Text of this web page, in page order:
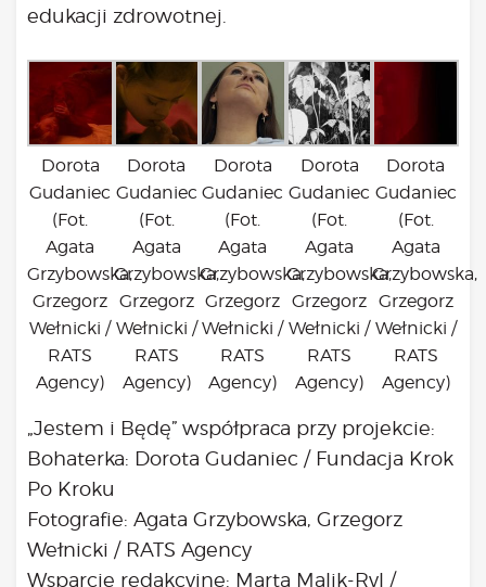
edukacji zdrowotnej.
Dorota
Gudaniec
(Fot.
Agata
Grzybowska,
Grzegorz
Wełnicki /
RATS
Agency)
Dorota
Gudaniec
(Fot.
Agata
Grzybowska,
Grzegorz
Wełnicki /
RATS
Agency)
Dorota
Gudaniec
(Fot.
Agata
Grzybowska,
Grzegorz
Wełnicki /
RATS
Agency)
Dorota
Gudaniec
(Fot.
Agata
Grzybowska,
Grzegorz
Wełnicki /
RATS
Agency)
Dorota
Gudaniec
(Fot.
Agata
Grzybowska,
Grzegorz
Wełnicki /
RATS
Agency)
„Jestem i Będę” współpraca przy projekcie:
Bohaterka: Dorota Gudaniec / Fundacja Krok
Po Kroku
Fotografie: Agata Grzybowska, Grzegorz
Wełnicki / RATS Agency
Wsparcie redakcyjne: Marta Malik-Ryl /